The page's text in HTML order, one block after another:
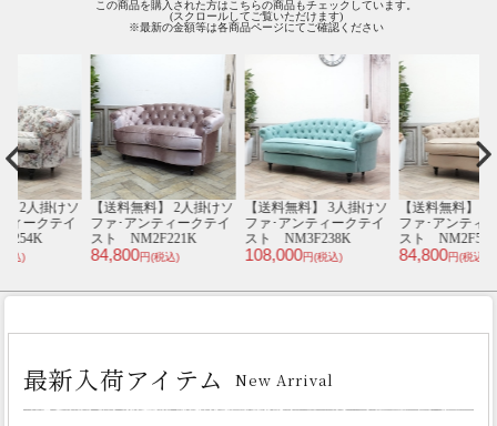
この商品を購入された方はこちらの商品もチェックしています。
(スクロールしてご覧いただけます)
※最新の金額等は各商品ページにてご確認ください
【送料無料】 2人掛けソ
ファ･アンティークテイ
スト NM2F221K
84,800 円(税込)
【送料無料】 3人掛けソ
ファ･アンティークテイ
スト NM3F238K
108,000 円(税込)
【送料無料】 2人掛けソ
ファ･アンティークテイ
スト NM2F53K
84,800 円(税込)